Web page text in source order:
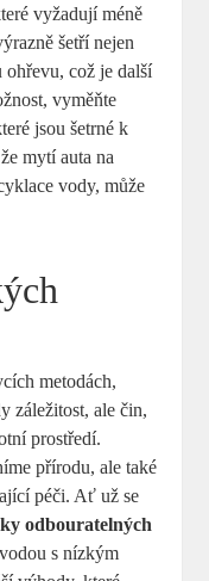
vyžadují méně
šetří nejen
což je další
vyměňte
jsou šetrné k
mytí auta na
vody, může
metodách,
záležitost, ale čin,
prostředí.
přírodu, ale také
péči. Ať už se
odbouratelných
s nízkým